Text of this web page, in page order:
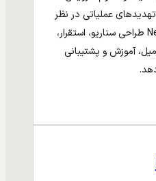
تهدیدهای عملیاتی در نظر
گرفته شده است. NeorFava طراحی سناریو، استقرار،
آموزش و پشتیبانی